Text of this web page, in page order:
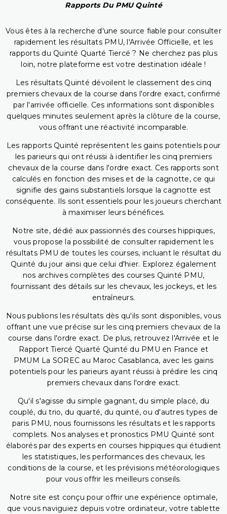
Rapports Du PMU Quinté
Vous êtes à la recherche d'une source fiable pour consulter
rapidement les résultats PMU, l'Arrivée Officielle, et les
rapports du Quinté Quarté Tiercé ? Ne cherchez pas plus
loin, notre plateforme est votre destination idéale !
Les résultats Quinté dévoilent le classement des cinq
premiers chevaux de la course dans l'ordre exact, confirmé
par l'arrivée officielle. Ces informations sont disponibles
quelques minutes seulement après la clôture de la course,
vous offrant une réactivité incomparable.
Les rapports Quinté représentent les gains potentiels pour
les parieurs qui ont réussi à identifier les cinq premiers
chevaux de la course dans l'ordre exact. Ces rapports sont
calculés en fonction des mises et de la cagnotte, ce qui
signifie des gains substantiels lorsque la cagnotte est
conséquente. Ils sont essentiels pour les joueurs cherchant
à maximiser leurs bénéfices.
Notre site, dédié aux passionnés des courses hippiques,
vous propose la possibilité de consulter rapidement les
résultats PMU de toutes les courses, incluant le résultat du
Quinté du jour ainsi que celui d'hier. Explorez également
nos archives complètes des courses Quinté PMU,
fournissant des détails sur les chevaux, les jockeys, et les
entraîneurs.
Nous publions les résultats dès qu'ils sont disponibles, vous
offrant une vue précise sur les cinq premiers chevaux de la
course dans l'ordre exact. De plus, retrouvez l'Arrivée et le
Rapport Tiercé Quarté Quinté du PMU en France et
PMUM La SOREC au Maroc Casablanca, avec les gains
potentiels pour les parieurs ayant réussi à prédire les cinq
premiers chevaux dans l'ordre exact.
Qu'il s'agisse du simple gagnant, du simple placé, du
couplé, du trio, du quarté, du quinté, ou d'autres types de
paris PMU, nous fournissons les résultats et les rapports
complets. Nos analyses et pronostics PMU Quinté sont
élaborés par des experts en courses hippiques qui étudient
les statistiques, les performances des chevaux, les
conditions de la course, et les prévisions météorologiques
pour vous offrir les meilleurs conseils.
Notre site est conçu pour offrir une expérience optimale,
que vous naviguiez depuis votre ordinateur, votre tablette